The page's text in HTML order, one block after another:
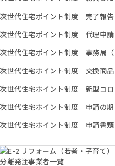
次世代住宅ポイント制度 完了報告
次世代住宅ポイント制度 代理申請
次世代住宅ポイント制度 事務局（
次世代住宅ポイント制度 交換商品
次世代住宅ポイント制度 新型コロ
次世代住宅ポイント制度 申請の期
次世代住宅ポイント制度 申請書類